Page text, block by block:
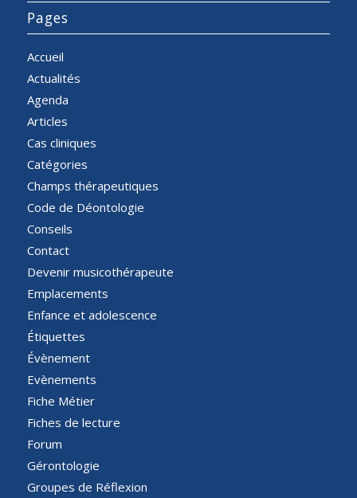
Pages
Accueil
Actualités
Agenda
Articles
Cas cliniques
Catégories
Champs thérapeutiques
Code de Déontologie
Conseils
Contact
Devenir musicothérapeute
Emplacements
Enfance et adolescence
Étiquettes
Évènement
Evènements
Fiche Métier
Fiches de lecture
Forum
Gérontologie
Groupes de Réflexion